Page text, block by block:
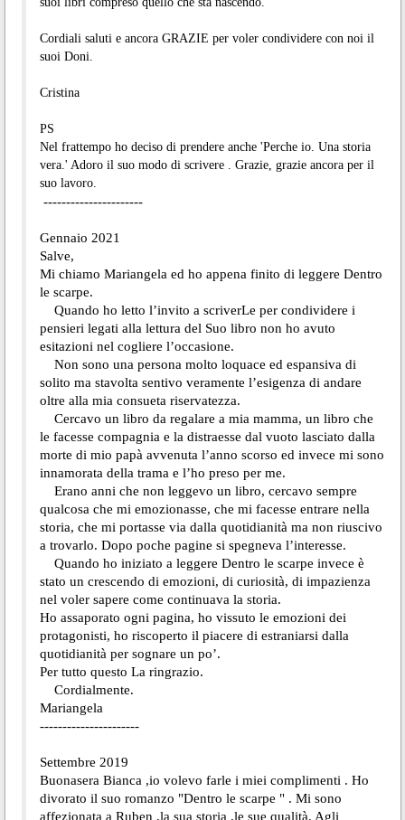
Cordiali saluti e ancora GRAZIE per voler condividere con noi il
suoi Doni.
Cristina
PS
Nel frattempo ho deciso di prendere anche 'Perche io. Una storia
vera.' Adoro il suo modo di scrivere . Grazie, grazie ancora per il
suo lavoro.
----------------------
Gennaio 2021
Salve,
Mi chiamo Mariangela ed ho appena finito di leggere Dentro
le scarpe.
Quando ho letto l’invito a scriverLe per condividere i
pensieri legati alla lettura del Suo libro non ho avuto
esitazioni nel cogliere l’occasione.
Non sono una persona molto loquace ed espansiva di
solito ma stavolta sentivo veramente l’esigenza di andare
oltre alla mia consueta riservatezza.
Cercavo un libro da regalare a mia mamma, un libro che
le facesse compagnia e la distraesse dal vuoto lasciato dalla
morte di mio papà avvenuta l’anno scorso ed invece mi sono
innamorata della trama e l’ho preso per me.
Erano anni che non leggevo un libro, cercavo sempre
qualcosa che mi emozionasse, che mi facesse entrare nella
storia, che mi portasse via dalla quotidianità ma non riuscivo
a trovarlo. Dopo poche pagine si spegneva l’interesse.
Quando ho iniziato a leggere Dentro le scarpe invece è
stato un crescendo di emozioni, di curiosità, di impazienza
nel voler sapere come continuava la storia.
Ho assaporato ogni pagina, ho vissuto le emozioni dei
protagonisti, ho riscoperto il piacere di estraniarsi dalla
quotidianità per sognare un po’.
Per tutto questo La ringrazio.
Cordialmente.
Mariangela
----------------------
Settembre 2019
Buonasera Bianca ,io volevo farle i miei complimenti . Ho
divorato il suo romanzo "Dentro le scarpe " . Mi sono
affezionata a Ruben ,la sua storia ,le sue qualità. Agli